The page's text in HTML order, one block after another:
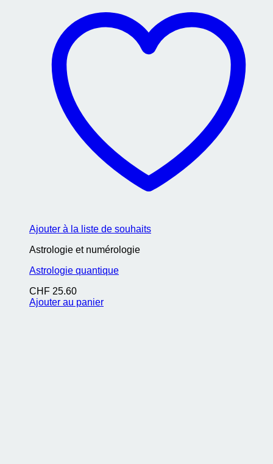
Ajouter à la liste de souhaits
Astrologie et numérologie
Astrologie quantique
CHF 25.60
Ajouter au panier